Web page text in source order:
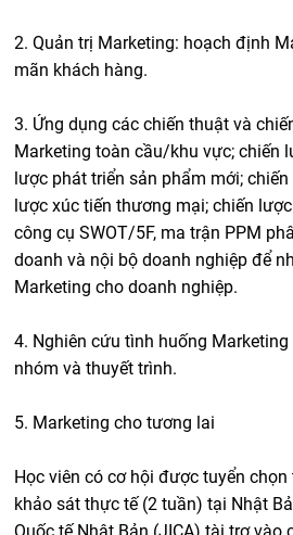
2. Quản trị Marketing: hoạch định
mãn khách hàng.
3. Ứng dụng các chiến thuật và
Marketing toàn cầu/khu vực; chiến
lược phát triển sản phẩm mới;
lược xúc tiến thương mại; chiến
công cụ SWOT/5F, ma trận PPM
doanh và nội bộ doanh nghiệp để
Marketing cho doanh nghiệp.
4. Nghiên cứu tình huống
nhóm và thuyết trình.
5. Marketing cho tương lai
Học viên có cơ hội được tuyển
khảo sát thực tế (2 tuần) tại Nhật